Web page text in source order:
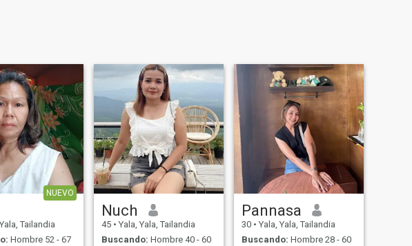
NUEVO
Tailandia
Hombre 52 - 67
Nuch
45 • Yala, Yala, Tailandia
Buscando: Hombre 40 - 60
Pannasa
30 • Yala, Yala, Tailandia
Buscando: Hombre 28 - 60